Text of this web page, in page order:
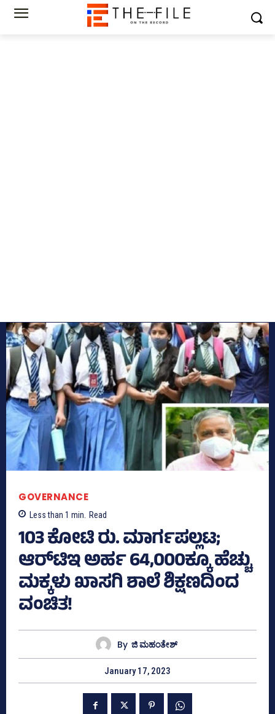
GOVERNANCE
Less than 1 min. Read
103 ಕೋಟಿ ರು. ಮಾರ್ಗಪಲ್ಲಟ;
ಆರ್‌ಟಿಇ ಅರ್ಹ 64,000ಕ್ಕೂ ಹೆಚ್ಚು
ಮಕ್ಕಳು ಖಾಸಗಿ ಶಾಲೆ ಶಿಕ್ಷಣದಿಂದ
ವಂಚಿತ!
By ಜಿ ಮಹಂತೇಶ್
January 17, 2023